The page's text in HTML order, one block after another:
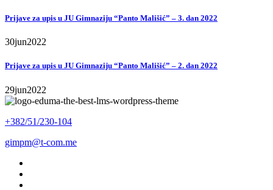
Prijave za upis u JU Gimnaziju “Panto Mališić” – 3. dan 2022
30jun2022
Prijave za upis u JU Gimnaziju “Panto Mališić” – 2. dan 2022
29jun2022
+382/51/230-104
gimpm@t-com.me